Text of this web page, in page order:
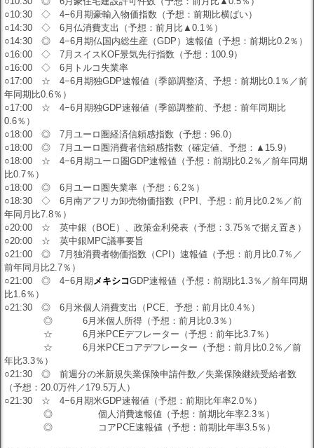
○10:30 ◇ 4−6月期豪輸入物価指数（予想：前期比横ばい）
○14:30 ◇ 6月仏消費支出（予想：前月比▲0.1％）
○14:30 ◎ 4−6月期仏国内総生産（GDP）速報値（予想：前期比0.2％）
○16:00 ◇ 7月スイスKOF景気先行指数（予想：100.9）
○16:00 ◇ 6月トルコ失業率
○17:00 ☆ 4−6月期独GDP速報値（季節調整済、予想：前期比0.1％／前
年同期比0.6％）
○17:00 ☆ 4−6月期独GDP速報値（季節調整前、予想：前年同期比
0.6％）
○18:00 ◎ 7月ユーロ圏経済信頼感指数（予想：96.0）
○18:00 ◎ 7月ユーロ圏消費者信頼感指数（確定値、予想：▲15.9）
○18:00 ☆ 4−6月期ユーロ圏GDP速報値（予想：前期比0.2％／前年同期
比0.7％）
○18:00 ◎ 6月ユーロ圏失業率（予想：6.2％）
○18:30 ◇ 6月南アフリカ卸売物価指数（PPI、予想：前月比0.2％／前
年同月比7.8％）
○20:00 ☆ 英中銀（BOE）、政策金利発表（予想：3.75％で据え置き）
○20:00 ☆ 英中銀MPC議事要旨
○21:00 ◎ 7月独消費者物価指数（CPI）速報値（予想：前月比0.7％／
前年同月比2.7％）
○21:00 ◎ 4−6月期メキシコGDP速報値（予想：前期比1.3％／前年同期
比1.6％）
○21:30 ◎ 6月米個人消費支出（PCE、予想：前月比0.4％）
◎ 6月米個人所得（予想：前月比0.3％）
☆ 6月米PCEデフレーター（予想：前年比3.7％）
☆ 6月米PCEコアデフレーター（予想：前月比0.2％／前
年比3.3％）
○21:30 ◎ 前週分の米新規失業保険申請件数／失業保険継続受給者数
（予想：20.0万件／179.5万人）
○21:30 ☆ 4−6月期米GDP速報値（予想：前期比年率2.0％）
◎ 個人消費速報値（予想：前期比年率2.3％）
◎ コアPCE速報値（予想：前期比年率3.5％）